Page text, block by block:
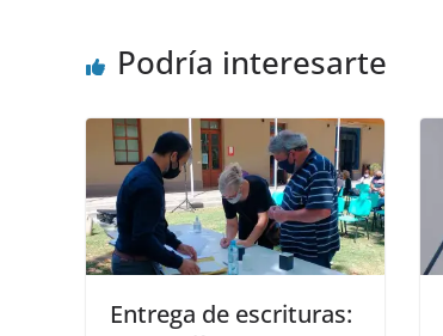
Podría interesarte
Entrega de escrituras: